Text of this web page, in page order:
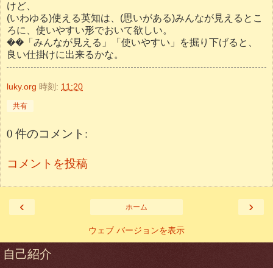
けど、
(いわゆる)使える英知は、(思いがある)みんなが見えるとこ
ろに、使いやすい形でおいて欲しい。
��「みんなが見える」「使いやすい」を掘り下げると、
良い仕掛けに出来るかな。
luky.org 時刻: 11:20
共有
0 件のコメント:
コメントを投稿
‹ ›
ホーム
ウェブ バージョンを表示
自己紹介